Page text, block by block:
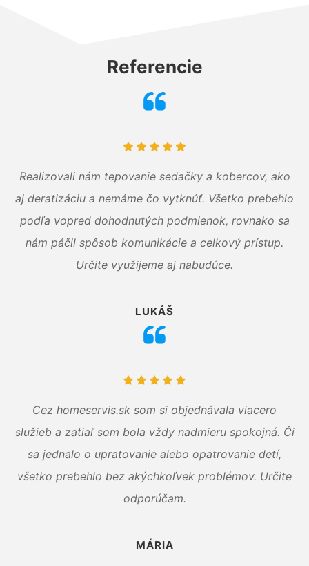
Referencie
Realizovali nám tepovanie sedačky a kobercov, ako
aj deratizáciu a nemáme čo vytknúť. Všetko prebehlo
podľa vopred dohodnutých podmienok, rovnako sa
nám páčil spôsob komunikácie a celkový prístup.
Určite využijeme aj nabudúce.
LUKÁŠ
Cez homeservis.sk som si objednávala viacero
služieb a zatiaľ som bola vždy nadmieru spokojná. Či
sa jednalo o upratovanie alebo opatrovanie detí,
všetko prebehlo bez akýchkoľvek problémov. Určite
odporúčam.
MÁRIA